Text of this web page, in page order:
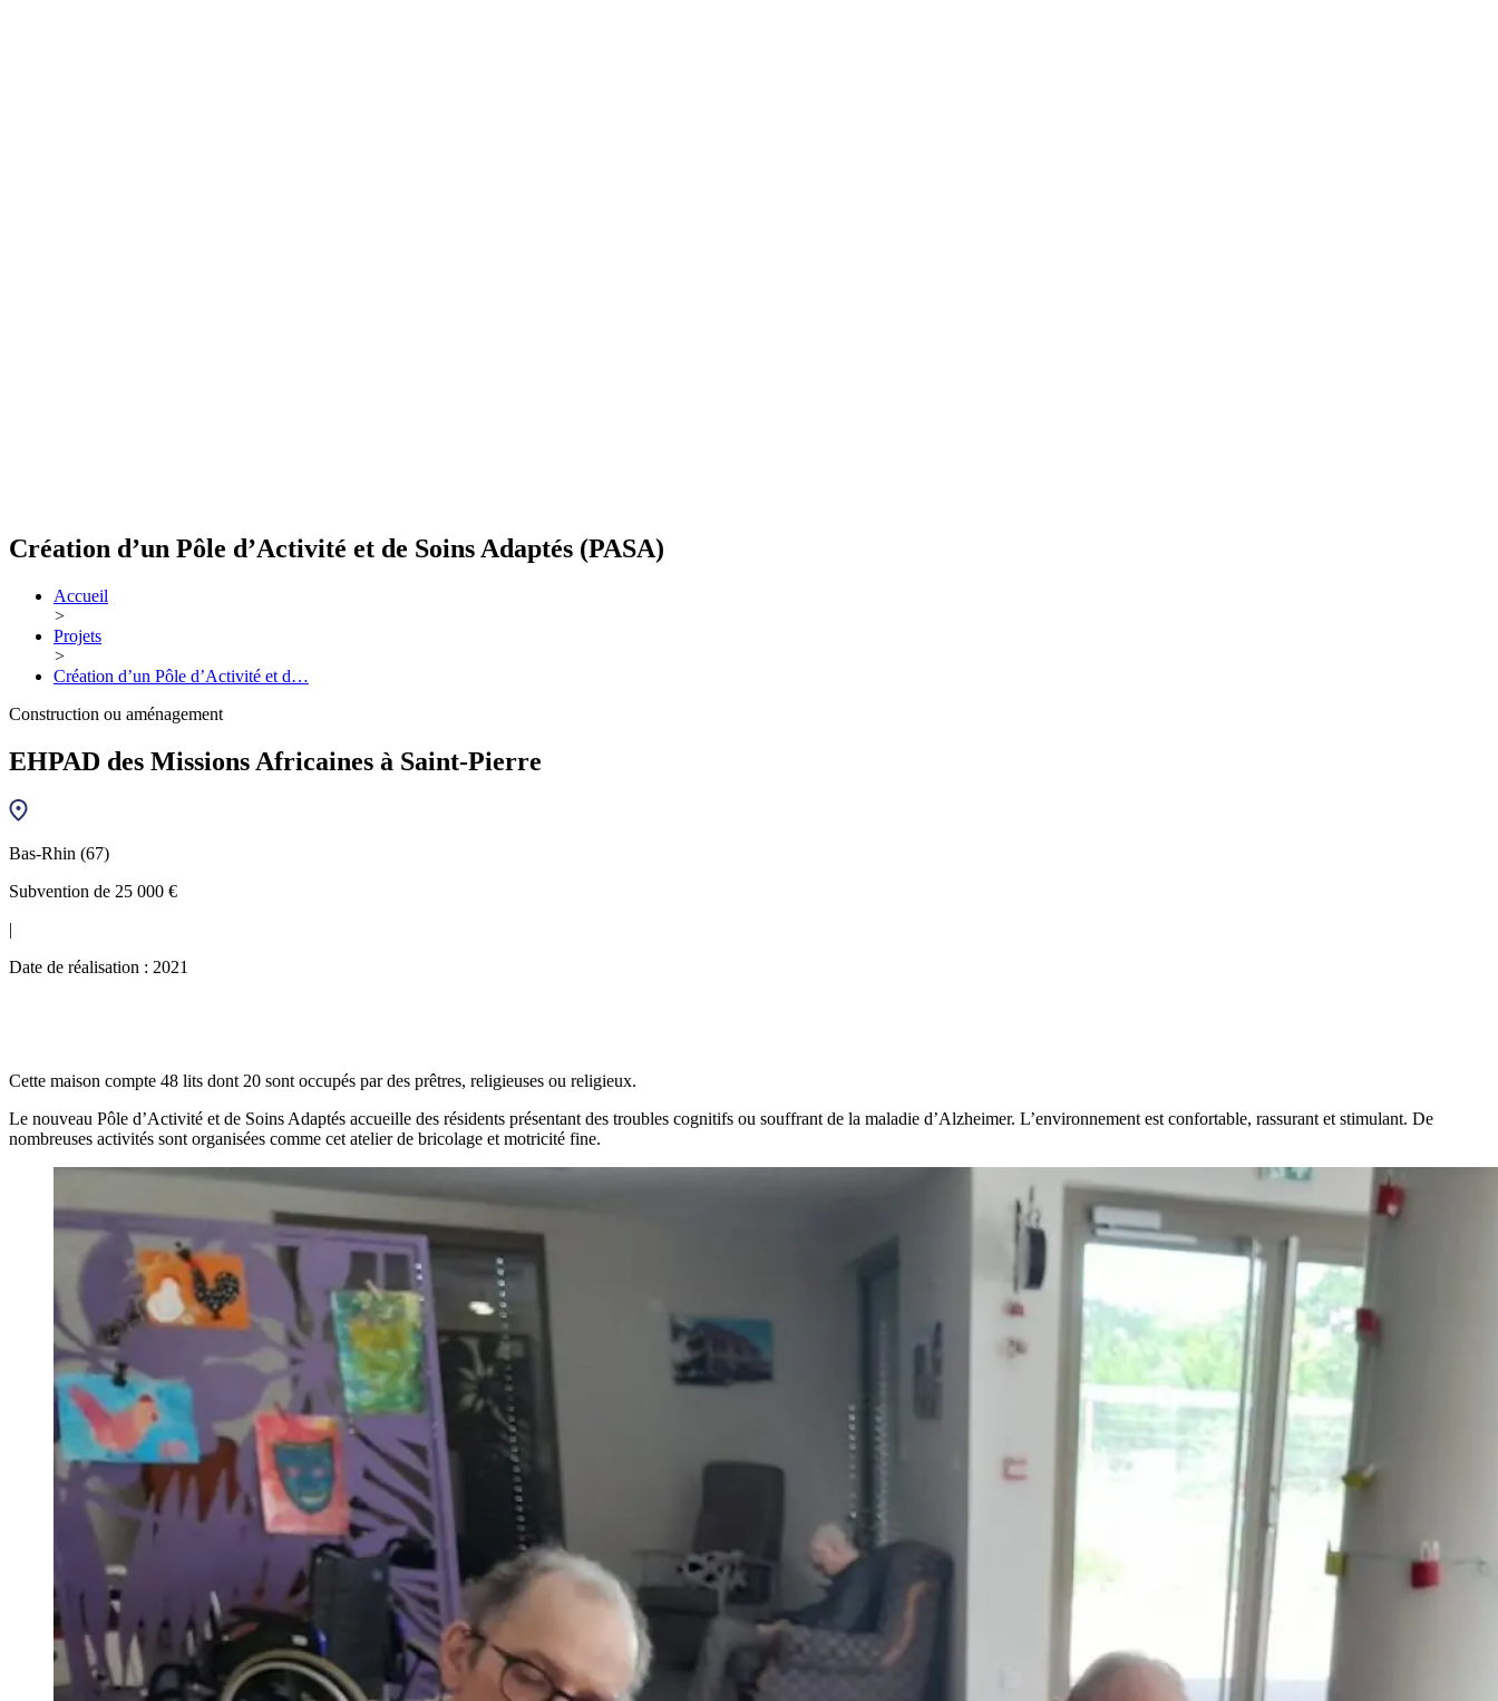
Création d’un Pôle d’Activité et de Soins Adaptés (PASA)
Accueil
>
Projets
>
Création d’un Pôle d’Activité et d…
Construction ou aménagement
EHPAD des Missions Africaines à Saint-Pierre
Bas-Rhin (67)
Subvention de 25 000 €
|
Date de réalisation : 2021
Cette maison compte 48 lits dont 20 sont occupés par des prêtres, religieuses ou religieux.
Le nouveau Pôle d’Activité et de Soins Adaptés accueille des résidents présentant des troubles cognitifs ou souffrant de la maladie d’Alzheimer. L’environnement est confortable, rassurant et stimulant. De
nombreuses activités sont organisées comme cet atelier de bricolage et motricité fine.